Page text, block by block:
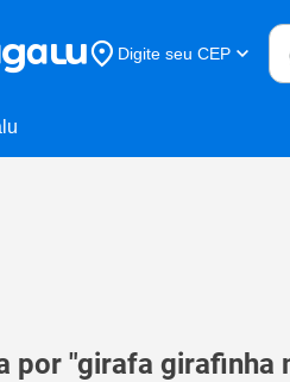
Digite seu CEP
por "girafa